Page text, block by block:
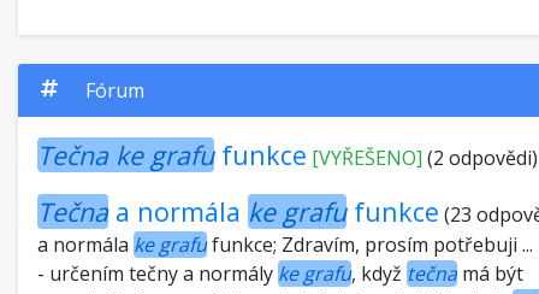
Fórum
Tečna ke grafufunkce [VYŘEŠENO] (2 odpovědi)
Tečnaa normála ke grafufunkce (23
a normála ke grafufunkce; Zdravím, prosím potřebuji
- určením tečny a normály ke grafu, když tečnamá být